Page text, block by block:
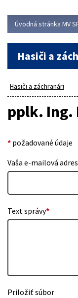
Úvodná stránka MV
Hasiči a
Hasiči a záchranári
pplk. Ing.
* požadované údaje
Vaša e-mailová
Text správy*
Priložiť súbor